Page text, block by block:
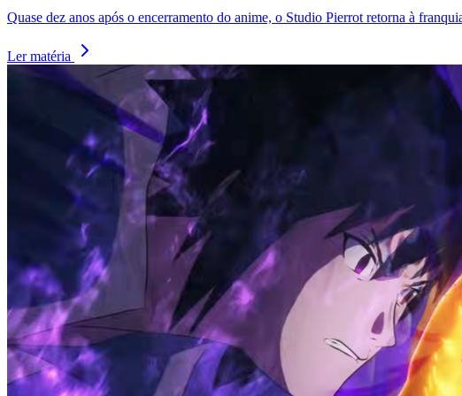
Quase dez anos após o encerramento do anime, o Studio Pierrot retorna à
Ler matéria